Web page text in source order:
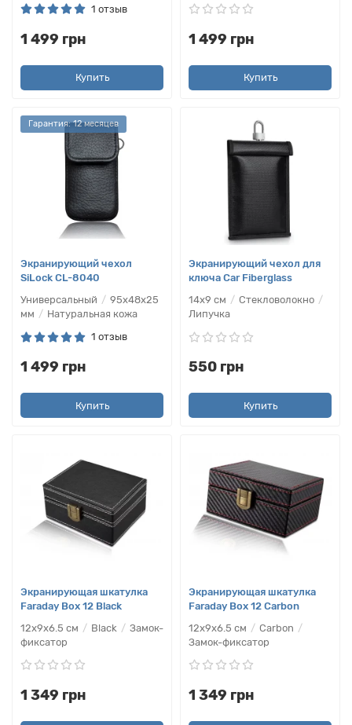
1 отзыв
1 499 грн
Купить
1 499 грн
Купить
Гарантия: 12 месяцев
Экранирующий чехол
SiLock CL-8040
Универсальный
95х48х25
мм
Натуральная кожа
1 отзыв
1 499 грн
Купить
Экранирующий чехол для
ключа Car Fiberglass
14х9 см
Стекловолокно
Липучка
550 грн
Купить
Экранирующая шкатулка
Faraday Box 12 Black
12х9х6.5 см
Black
Замок-
фиксатор
1 349 грн
Экранирующая шкатулка
Faraday Box 12 Carbon
12х9х6.5 см
Carbon
Замок-фиксатор
1 349 грн